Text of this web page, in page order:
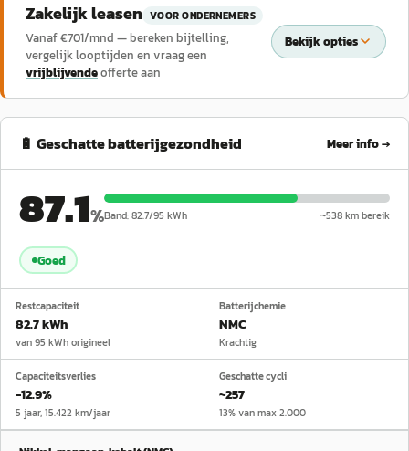
Zakelijk leasen VOOR ONDERNEMERS
Vanaf €701/mnd — bereken bijtelling,
vergelijk looptijden en vraag een
vrijblijvendeofferte aan
Bekijk opties
🔋 Geschatte batterijgezondheid Meer info →
87.1%Band:82.7/95 kWh ~538km bereik
Goed
Restcapaciteit
82.7 kWh
van 95 kWh origineel
Batterijchemie
NMC
Krachtig
Capaciteitsverlies
−12.9%
5 jaar, 15.422 km/jaar
Geschatte cycli
~257
13% van max 2.000